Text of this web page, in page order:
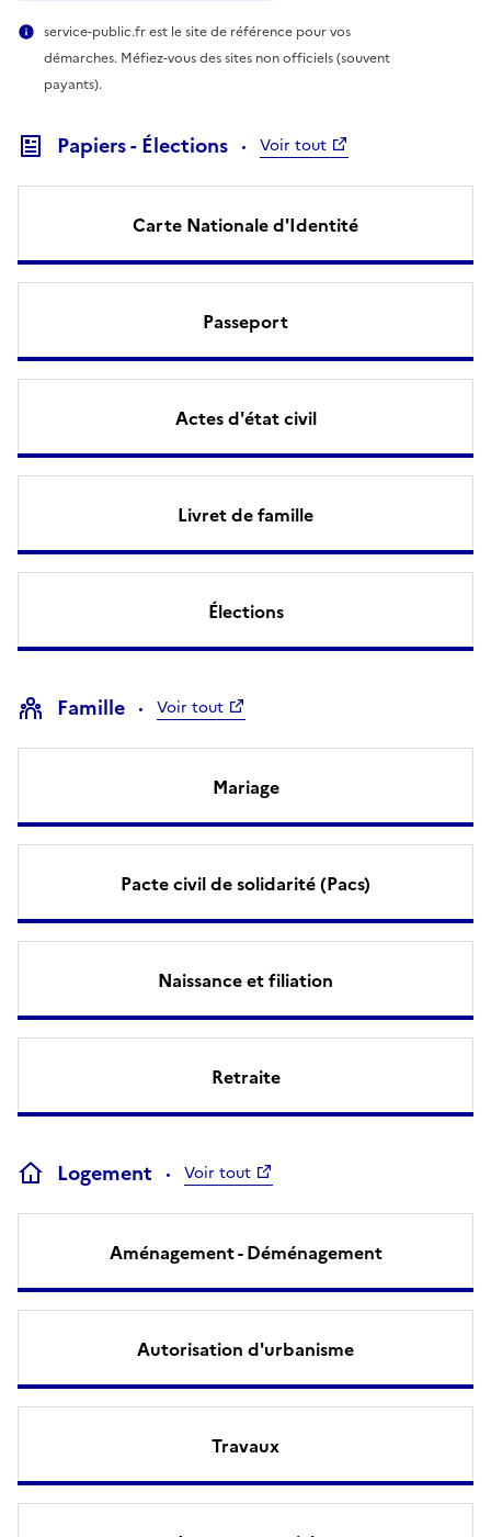
service-public.fr est le site de référence pour vos
démarches. Méfiez-vous des sites non officiels (souvent
payants).
Papiers - Élections Voir tout
Carte Nationale d'Identité
Passeport
Actes d'état civil
Livret de famille
Élections
Famille Voir tout
Mariage
Pacte civil de solidarité (Pacs)
Naissance et filiation
Retraite
Logement Voir tout
Aménagement - Déménagement
Autorisation d'urbanisme
Travaux